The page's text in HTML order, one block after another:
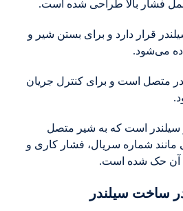
فشار بالا طراحی شده است.
قرار دارد و برای بستن شیر و
می‌شود.
متصل است و برای کنترل جریان
سیلندر است که به شیر متصل
شماره سریال، فشار کاری و
آن حک شده است.
ساخت سیلندر